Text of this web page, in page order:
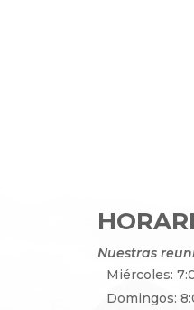
Nuestras
Miércoles:
Domingos: